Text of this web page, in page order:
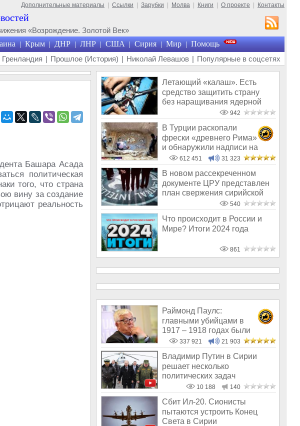
Дополнительные материалы Ссылки Зарубки Молва Книги О проекте Контакты
«Возрождение. Золотой Век»
| Крым | ДНР | ЛНР | США | Сирия | Мир | Помощь
Гренландия | Прошлое (История) | Николай Левашов | Популярные в соцсетях
Башара Асада
политическая
того, что страна
вину за создание
реальность
Летающий «калаш». Есть
средство защитить страну
без наращивания ядерной
942
В Турции раскопали
фрески «древнего Рима»
и обнаружили надписи на
Русском!
612 451 31 323
В новом рассекреченном
документе ЦРУ представлен
план свержения сирийской
540
Что происходит в России и
Мире? Итоги 2024 года
861
Раймонд Паулс:
главными убийцами в
1917 – 1918 годах были
латыши и евреи, а не русс
337 921 21 903
Владимир Путин в Сирии
решает несколько
политических задач
10 188 140
Сбит Ил-20. Сионисты
пытаются устроить Конец
Света в Сирии